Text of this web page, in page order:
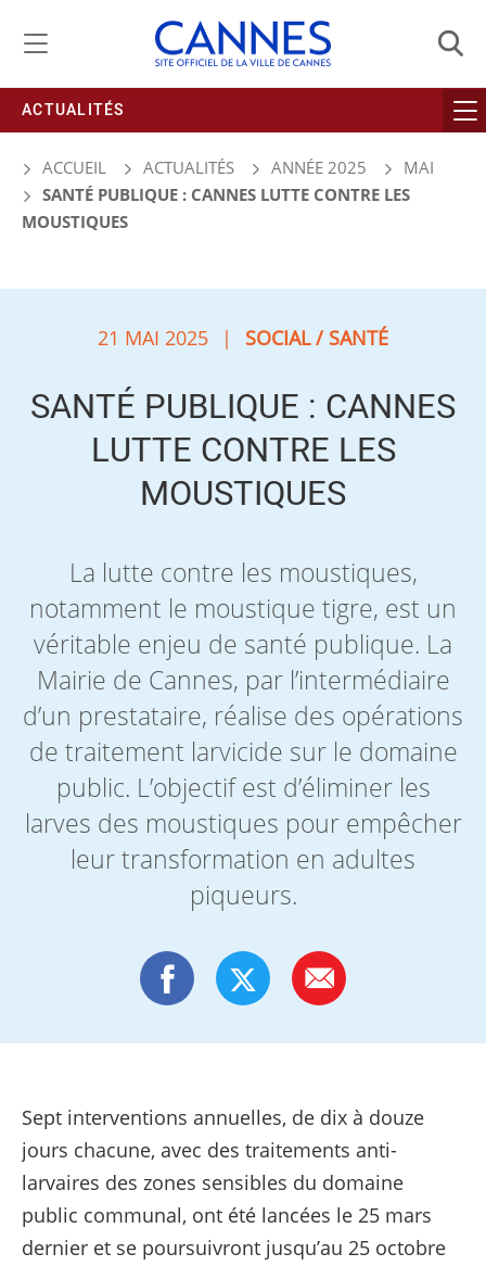
ACTUALITÉS
ACCUEIL ACTUALITÉS ANNÉE 2025
MAI
SANTÉ PUBLIQUE : CANNES LUTTE CONTRE LES
MOUSTIQUES
21 MAI 2025 | SOCIAL / SANTÉ
SANTÉ PUBLIQUE : CANNES
LUTTE CONTRE LES
MOUSTIQUES
La lutte contre les moustiques,
notamment le moustique tigre, est un
véritable enjeu de santé publique. La
Mairie de Cannes, par l’intermédiaire
d’un prestataire, réalise des opérations
de traitement larvicide sur le domaine
public. L’objectif est d’éliminer les
larves des moustiques pour empêcher
leur transformation en adultes
piqueurs.
Sept interventions annuelles, de dix à douze
jours chacune, avec des traitements anti-
larvaires des zones sensibles du domaine
public communal, ont été lancées le 25 mars
dernier et se poursuivront jusqu’au 25 octobre